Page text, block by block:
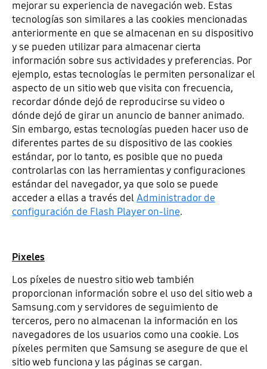
mejorar su experiencia de navegación web. Estas
tecnologías son similares a las cookies mencionadas
anteriormente en que se almacenan en su dispositivo
y se pueden utilizar para almacenar cierta
información sobre sus actividades y preferencias. Por
ejemplo, estas tecnologías le permiten personalizar el
aspecto de un sitio web que visita con frecuencia,
recordar dónde dejó de reproducirse su video o
dónde dejó de girar un anuncio de banner animado.
Sin embargo, estas tecnologías pueden hacer uso de
diferentes partes de su dispositivo de las cookies
estándar, por lo tanto, es posible que no pueda
controlarlas con las herramientas y configuraciones
estándar del navegador, ya que solo se puede
acceder a ellas a través delAdministrador de
configuración de Flash Player on-line.
Pixeles
Los píxeles de nuestro sitio web también
proporcionan información sobre el uso del sitio web a
Samsung.com y servidores de seguimiento de
terceros, pero no almacenan la información en los
navegadores de los usuarios como una cookie. Los
píxeles permiten que Samsung se asegure de que el
sitio web funciona y las páginas se cargan.